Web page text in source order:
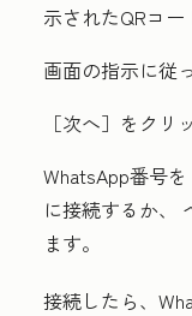
示されたQRコー
画面の指示に従
［次へ］をクリ
WhatsApp番号を
に接続するか、
ます。
接続したら、